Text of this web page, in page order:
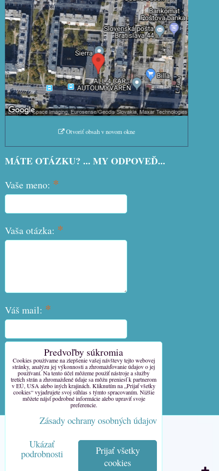
Externý obsah je blokovaný Voľbami
súkromia
Prajete si načítať externý obsah?
Povoliť tentokrát
Povoliť a zapamätať - súhlas s
druhom cookie: Funkčné
Otvoriť obsah v novom okne
MÁTE OTÁZKU? ... MY ODPOVEĎ...
Vaše meno: *
Vaša otázka: *
Váš mail: *
Váš telefón:*
Odoslať
Predvoľby súkromia
Zásady ochrany osobných údajov
Predvoľby súkromia
Cookies používame na zlepšenie vašej návštevy tejto webovej
stránky, analýzu jej výkonnosti a zhromažďovanie údajov o jej
používaní. Na tento účel môžeme použiť nástroje a služby
tretích strán a zhromaždené údaje sa môžu preniesť k partnerom
v EÚ, USA alebo iných krajinách. Kliknutím na „Prijať všetky
cookies“ vyjadrujete svoj súhlas s týmto spracovaním. Nižšie
môžete nájsť podrobné informácie alebo upraviť svoje
preferencie.
Zásady ochrany osobných údajov
Ukázať
podrobnosti
Prijať všetky
cookies